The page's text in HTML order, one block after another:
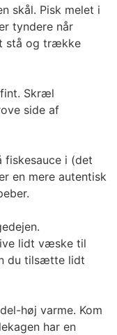
skål. Pisk melet i
tyndere når
stå og trække
Skræl
side af
fiskesauce i (det
en mere autentisk
lidt væske til
du tilsætte lidt
høj varme. Kom
har en